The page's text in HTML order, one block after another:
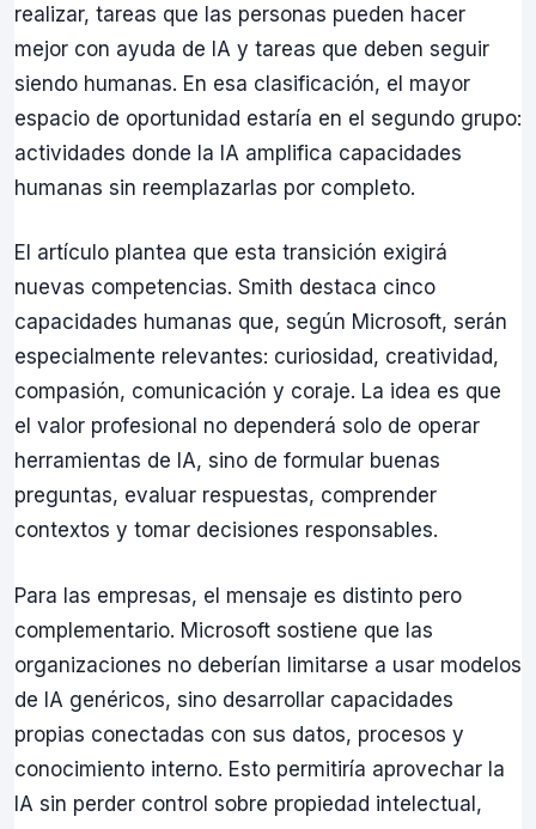
realizar, tareas que las personas pueden hacer
mejor con ayuda de IA y tareas que deben seguir
siendo humanas. En esa clasificación, el mayor
espacio de oportunidad estaría en el segundo grupo:
actividades donde la IA amplifica capacidades
humanas sin reemplazarlas por completo.
El artículo plantea que esta transición exigirá
nuevas competencias. Smith destaca cinco
capacidades humanas que, según Microsoft, serán
especialmente relevantes: curiosidad, creatividad,
compasión, comunicación y coraje. La idea es que
el valor profesional no dependerá solo de operar
herramientas de IA, sino de formular buenas
preguntas, evaluar respuestas, comprender
contextos y tomar decisiones responsables.
Para las empresas, el mensaje es distinto pero
complementario. Microsoft sostiene que las
organizaciones no deberían limitarse a usar modelos
de IA genéricos, sino desarrollar capacidades
propias conectadas con sus datos, procesos y
conocimiento interno. Esto permitiría aprovechar la
IA sin perder control sobre propiedad intelectual,